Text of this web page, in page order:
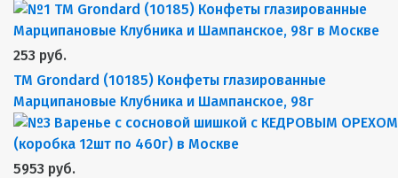
253 руб.
TM Grondard (10185) Конфеты глазированные
Марципановые Клубника и Шампанское, 98г
5953 руб.